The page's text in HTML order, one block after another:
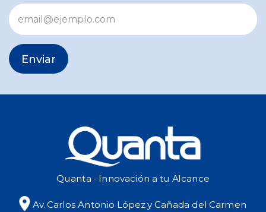
Enviar
Quanta - Innovación a tu Alcance
Av. Carlos Antonio López y Cañada del Carmen